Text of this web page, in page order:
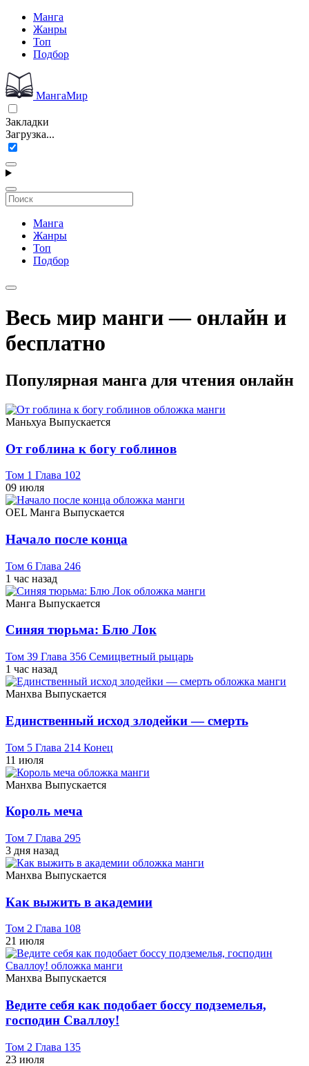
Манга
Жанры
Топ
Подбор
МангаМир
Закладки
Загрузка...
Манга
Жанры
Топ
Подбор
Весь мир манги — онлайн и
бесплатно
Популярная манга для чтения онлайн
Маньхуа Выпускается
От гоблина к богу гоблинов
Том 1 Глава 102
09 июля
OEL Манга Выпускается
Начало после конца
Том 6 Глава 246
1 час назад
Манга Выпускается
Синяя тюрьма: Блю Лок
Том 39 Глава 356 Семицветный рыцарь
1 час назад
Манхва Выпускается
Единственный исход злодейки — смерть
Том 5 Глава 214 Конец
11 июля
Манхва Выпускается
Король меча
Том 7 Глава 295
3 дня назад
Манхва Выпускается
Как выжить в академии
Том 2 Глава 108
21 июля
Манхва Выпускается
Ведите себя как подобает боссу подземелья,
господин Сваллоу!
Том 2 Глава 135
23 июля